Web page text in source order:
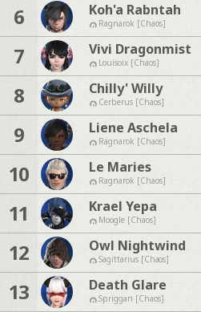
6 Koh'a Rabntah
Ragnarok [Chaos]
7 Vivi Dragonmist
Louisoix [Chaos]
8 Chilly' Willy
Cerberus [Chaos]
9 Liene Aschela
Ragnarok [Chaos]
10 Le Maries
Ragnarok [Chaos]
11 Krael Yepa
Moogle [Chaos]
12 Owl Nightwind
Sagittarius [Chaos]
13 Death Glare
Spriggan [Chaos]